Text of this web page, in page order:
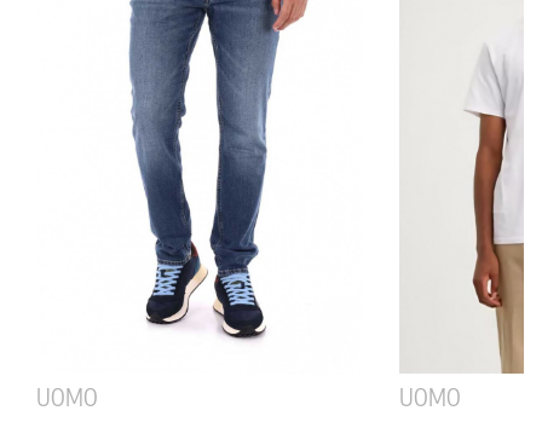
UOMO
UOMO